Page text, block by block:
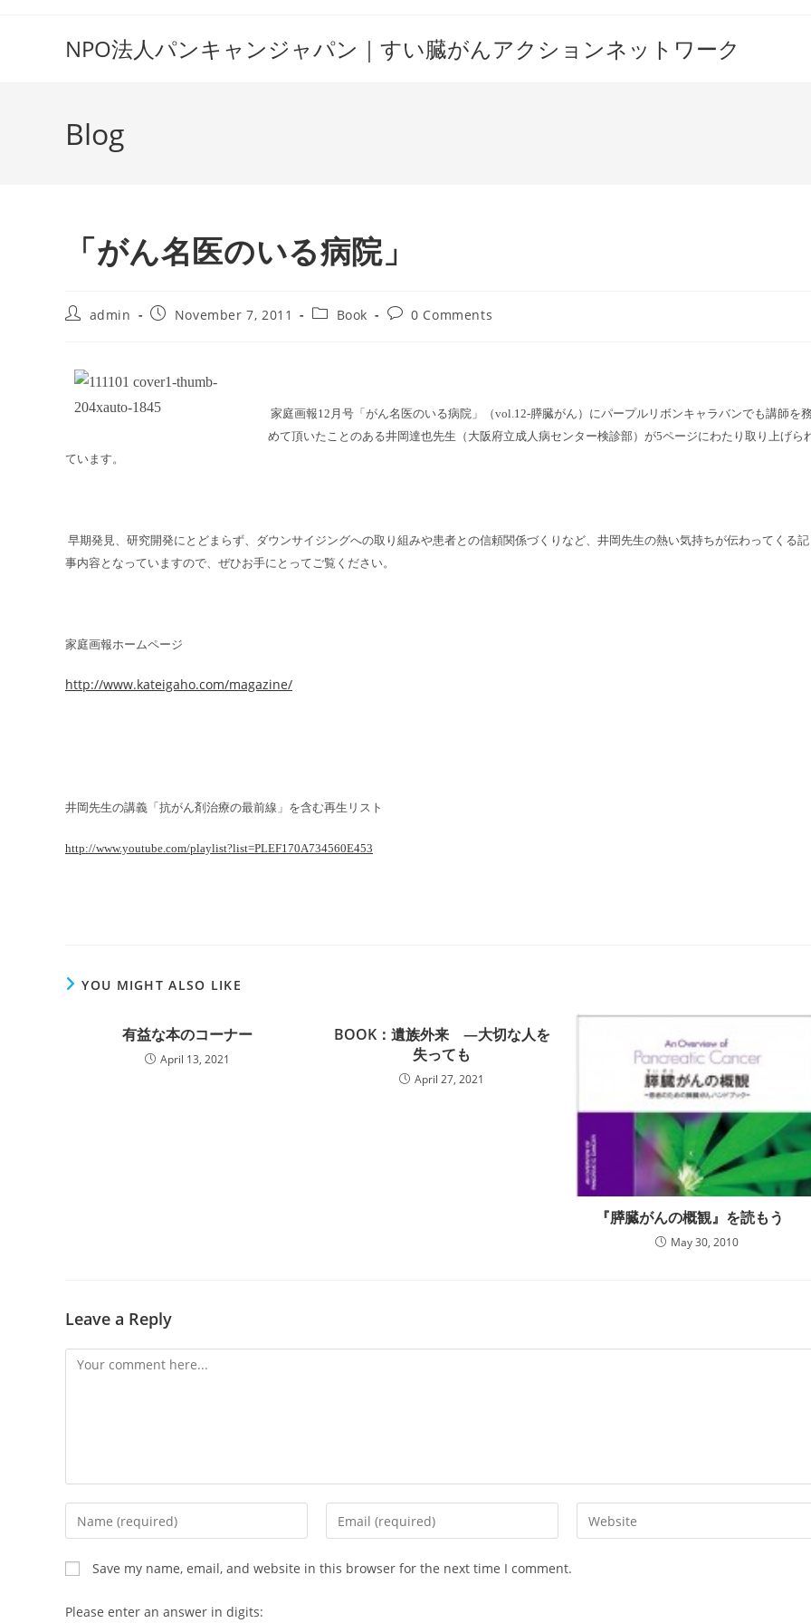
NPO法人パンキャンジャパン｜すい臓がんアクションネットワーク
Blog
「がん名医のいる病院」
Postadmin
PostNovember 7, 2011
PostBook
Post0 Comments
家庭画報12月号「がん名医のいる病院」（vol.12-膵臓がん）にパープルリボンキャラバンでも講師を
めて頂いたことのある井岡達也先生（大阪府立成人病センター検診部）が5ページにわたり取り上げら
ています。
早期発見、研究開発にとどまらず、ダウンサイジングへの取り組みや患者との信頼関係づくりなど、井岡先生の熱い気持ちが伝わってくる記
事内容となっていますので、ぜひお手にとってご覧ください。
家庭画報ホームページ
http://www.kateigaho.com/magazine/
井岡先生の講義「抗がん剤治療の最前線」を含む再生リスト
http://www.youtube.com/playlist?list=PLEF170A734560E453
YOU MIGHT ALSO LIKE
有益な本のコーナー
April 13, 2021
BOOK：遺族外来 —大切な人を
失っても
April 27, 2021
『膵臓がんの概観』を読もう
May 30, 2010
Leave a Reply
Comment
Enter
your
name
or
username
Enter
your
Enter
your
Save my name, email, and website in this browser for the next time I comment.
Please enter an answer in digits: